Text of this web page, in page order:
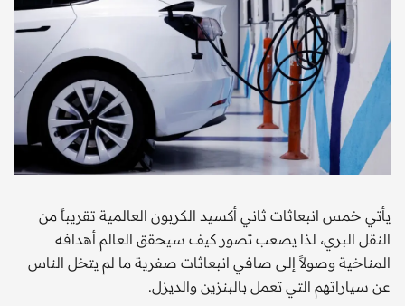
يأتي خمس انبعاثات ثاني أكسيد الكربون العالمية تقريباً من
النقل البري، لذا يصعب تصور كيف سيحقق العالم أهدافه
المناخية وصولاً إلى صافي انبعاثات صفرية ما لم يتخل الناس
عن سياراتهم التي تعمل بالبنزين والديزل.